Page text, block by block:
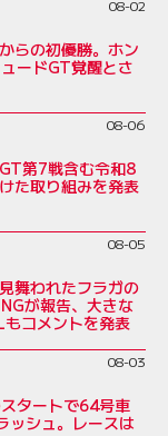
08-02
らの初優勝。ホン
ードGT覚醒とさ
08-06
第7戦含む令和8
た取り組みを発表
08-05
舞われたフラガの
が報告、大きな
コメントを発表
08-03
タートで64号車
ッシュ。レースは